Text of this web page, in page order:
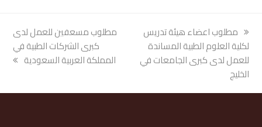
previous
post:
مطلوب اعضاء هيئة تدريس
لكلية العلوم الطبية المساندة
للعمل لدى كبرى الجامعات في
الخليج
next
مطلوب مسعفين للعمل لدى
كبرى الشركات الطبية في
المملكة العربية السعودية